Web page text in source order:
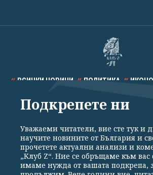
ВСИЧКИ НОВИНИ ПОЛИТИКА
СПОРТ КУЛТУРА ТЕХНОЛОГИИ
Подкрепете ни
Уважаеми читатели, вие сте тук и
научите новините от България и
прочетете актуални анализи и
„Клуб Z“. Ние се обръщаме към вас
имаме нужда от вашата подкрепа,